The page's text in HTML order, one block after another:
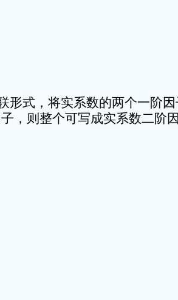
形式，将实系数的两个一阶
，则整个可写成实系数二阶